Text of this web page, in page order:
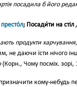
посадила б його
престо́л; Посади́ти на стіл
продукти
не даючи їсти нічого
(Корн., Чому посміх. зорі,
кому-небудь